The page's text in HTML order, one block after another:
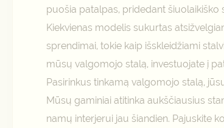
puošia patalpas, pridedant
Kiekvienas modelis sukurtas
sprendimai, tokie kaip išskleidžiami
mūsų valgomojo stalą, investuojate į
Pasirinkus tinkamą valgomojo stalą,
Mūsų gaminiai atitinka aukščiausius
namų interjerui jau šiandien. Pajuskite